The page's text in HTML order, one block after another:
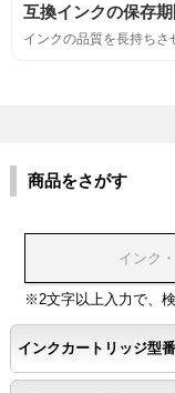
色同士のにじみがな
浸透性テスト用のサ
任意の色を背景とし
背景と違う色で8号
互換インクの保存
インクの品質を長持ちさ
商品をさがす
※2文字以上入力で、
インクカートリッジ型